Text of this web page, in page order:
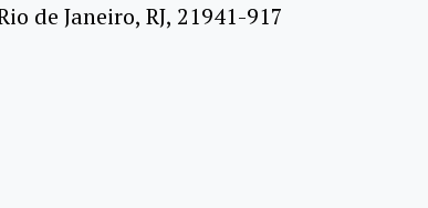
de Janeiro, RJ, 21941-917